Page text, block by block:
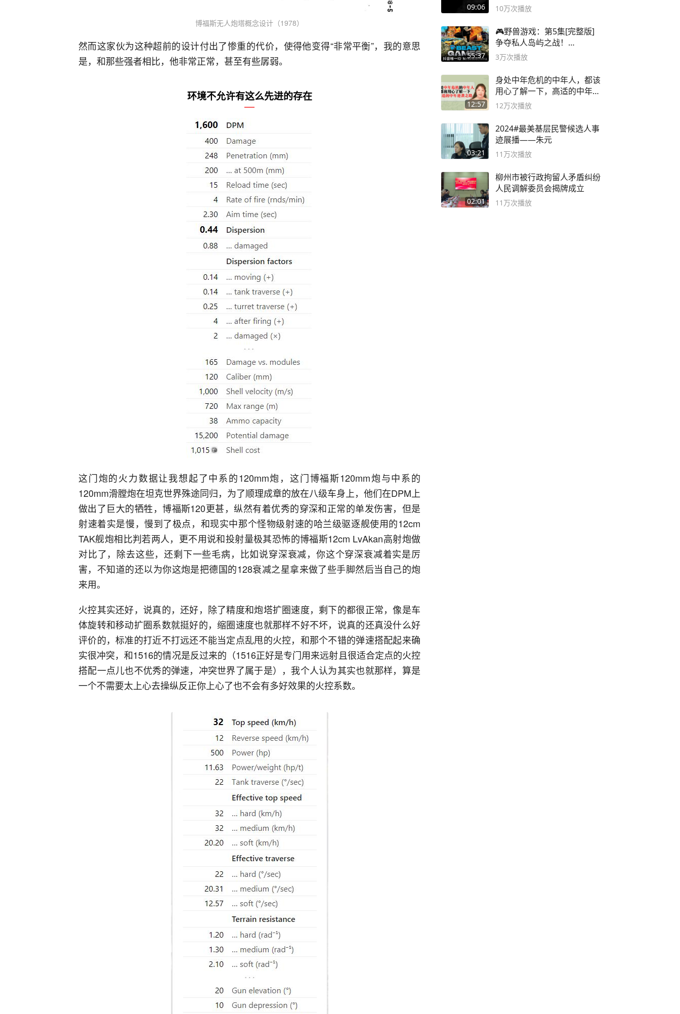
博福斯无人炮塔概念设计（1978）
然而这家伙为这种超前的设计付出了惨重的代价，使得他变得“非常平衡”，我的意思
是，和那些强者相比，他非常正常，甚至有些孱弱。
环境不允许有这么先进的存在
这门炮的火力数据让我想起了中系的120mm炮，这门博福斯120mm炮与中系的
120mm滑膛炮在坦克世界殊途同归，为了顺理成章的放在八级车身上，他们在DPM上
做出了巨大的牺牲，博福斯120更甚，纵然有着优秀的穿深和正常的单发伤害，但是
射速着实是慢，慢到了极点，和现实中那个怪物级射速的哈兰级驱逐舰使用的12cm
TAK舰炮相比判若两人，更不用说和投射量极其恐怖的博福斯12cm LvAkan高射炮做
对比了，除去这些，还剩下一些毛病，比如说穿深衰减，你这个穿深衰减着实是厉
害，不知道的还以为你这炮是把德国的128衰减之星拿来做了些手脚然后当自己的炮
来用。
火控其实还好，说真的，还好，除了精度和炮塔扩圈速度，剩下的都很正常，像是车
体旋转和移动扩圈系数就挺好的，缩圈速度也就那样不好不坏，说真的还真没什么好
评价的，标准的打近不打远还不能当定点乱甩的火控，和那个不错的弹速搭配起来确
实很冲突，和1516的情况是反过来的（1516正好是专门用来远射且很适合定点的火控
搭配一点儿也不优秀的弹速，冲突世界了属于是），我个人认为其实也就那样，算是
一个不需要太上心去操纵反正你上心了也不会有多好效果的火控系数。
09:06 10万次播放
55:37
🎮野兽游戏：第5集[完整版]
争夺私人岛屿之战！
#MrBeastChina
3万次播放
12:57
身处中年危机的中年人，都该
用心了解一下，高适的中年逆
袭之路
12万次播放
03:21
2024#最美基层民警候选人事
迹展播——朱元
11万次播放
02:01
柳州市被行政拘留人矛盾纠纷
人民调解委员会揭牌成立
11万次播放